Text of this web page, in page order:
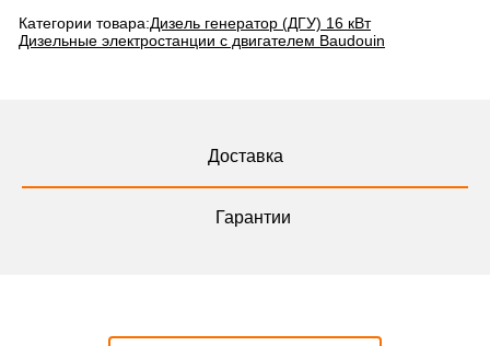
Категории товара:Дизель генератор (ДГУ) 16 кВт
Дизельные электростанции с двигателем Baudouin
Доставка
Гарантии